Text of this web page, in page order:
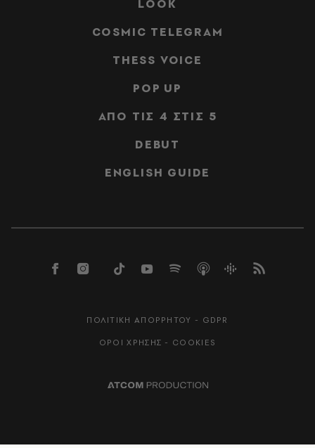
LOOK
COSMIC TELEGRAM
THESS VOICE
POP UP
ΑΠΟ ΤΙΣ 4 ΣΤΙΣ 5
DEBUT
ENGLISH GUIDE
ΠΟΛΙΤΙΚΗ ΑΠΟΡΡΗΤΟΥ - GDPR
ΟΡΟΙ ΧΡΗΣΗΣ - COOKIES